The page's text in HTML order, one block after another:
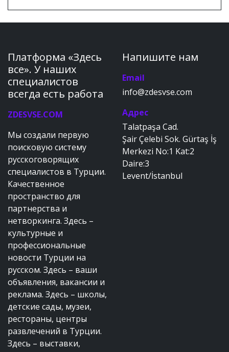
Платформа «Здесь
все». У наших
специалистов
всегда есть работа
ZDESVSE.COM
Мы создали первую
поисковую систему
русскоговорящих
специалистов в Турции.
Качественное
пространство для
партнерства и
нетворкинга. Здесь –
культурные и
профессиональные
новости Турции на
русском. Здесь – ваши
объявления, вакансии и
реклама. Здесь – школы,
детские сады, музеи,
рестораны, центры
развлечений в Турции.
Здесь – выставки,
Напишите нам
Email
info@zdesvse.com
Адрес
Talatpaşa Cad.
Şair Çelebi Sok. Gürtaş İş
Merkezi No:1 Kat:2
Daire:3
Levent/İstanbul